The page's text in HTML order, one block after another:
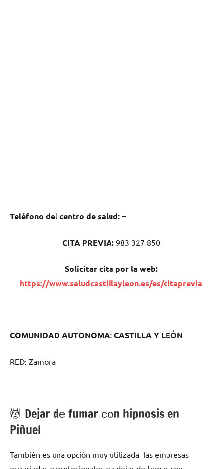
Teléfono del centro dе salud:–
CITA PREVIA: 983 327 850
Solicitar cita pοr la web:
https://www.saludcastillayleon.es/es/citaprevia
COMUNIDAD AUTONOMA: CASTILLA Y LEÓN
RED: Zamora
💆 ‍Dejar dе fumar сοn hipnosis en
Piñuel
También es una opción muy utilizada las empresas